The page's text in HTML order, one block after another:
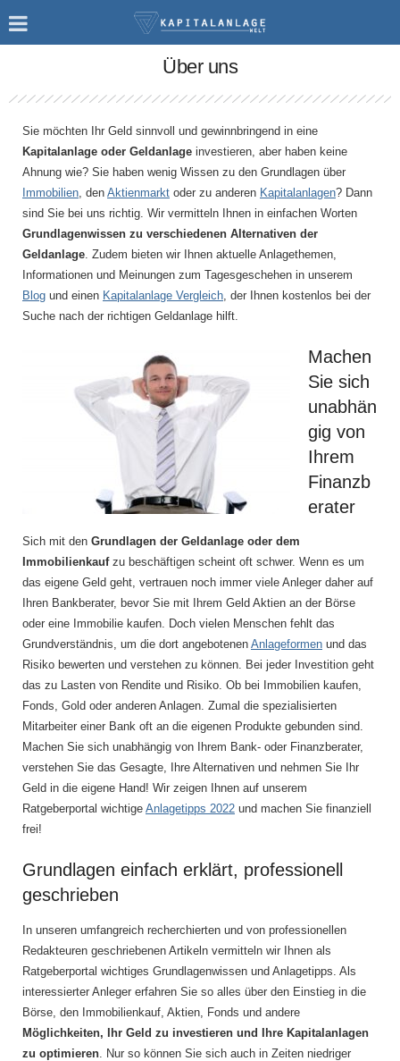
Über uns
Sie möchten Ihr Geld sinnvoll und gewinnbringend in eine
Kapitalanlage oder Geldanlage investieren, aber haben keine
Ahnung wie? Sie haben wenig Wissen zu den Grundlagen über
Immobilien, den Aktienmarkt oder zu anderen Kapitalanlagen? Dann
sind Sie bei uns richtig. Wir vermitteln Ihnen in einfachen Worten
Grundlagenwissen zu verschiedenen Alternativen der
Geldanlage. Zudem bieten wir Ihnen aktuelle Anlagethemen,
Informationen und Meinungen zum Tagesgeschehen in unserem
Blog und einen Kapitalanlage Vergleich, der Ihnen kostenlos bei der
Suche nach der richtigen Geldanlage hilft.
Machen
Sie sich
unabhän
gig von
Ihrem
Finanzb
erater
Sich mit den Grundlagen der Geldanlage oder dem
Immobilienkaufzu beschäftigen scheint oft schwer. Wenn es um
das eigene Geld geht, vertrauen noch immer viele Anleger daher auf
Ihren Bankberater, bevor Sie mit Ihrem Geld Aktien an der Börse
oder eine Immobilie kaufen. Doch vielen Menschen fehlt das
Grundverständnis, um die dort angebotenen Anlageformen und das
Risiko bewerten und verstehen zu können. Bei jeder Investition geht
das zu Lasten von Rendite und Risiko. Ob bei Immobilien kaufen,
Fonds, Gold oder anderen Anlagen. Zumal die spezialisierten
Mitarbeiter einer Bank oft an die eigenen Produkte gebunden sind.
Machen Sie sich unabhängig von Ihrem Bank- oder Finanzberater,
verstehen Sie das Gesagte, Ihre Alternativen und nehmen Sie Ihr
Geld in die eigene Hand! Wir zeigen Ihnen auf unserem
Ratgeberportal wichtige Anlagetipps 2022 und machen Sie finanziell
frei!
Grundlagen einfach erklärt, professionell
geschrieben
In unseren umfangreich recherchierten und von professionellen
Redakteuren geschriebenen Artikeln vermitteln wir Ihnen als
Ratgeberportal wichtiges Grundlagenwissen und Anlagetipps. Als
interessierter Anleger erfahren Sie so alles über den Einstieg in die
Börse, den Immobilienkauf, Aktien, Fonds und andere
Möglichkeiten, Ihr Geld zu investieren und Ihre Kapitalanlagen
zu optimieren . Nur so können Sie sich auch in Zeiten niedriger